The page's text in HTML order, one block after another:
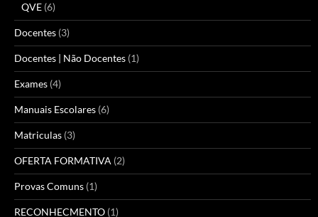
QVE (6)
Docentes (3)
Docentes | Não Docentes (1)
Exames (4)
Manuais Escolares (6)
Matriculas (3)
OFERTA FORMATIVA (2)
Provas Comuns (1)
RECONHECMENTO (1)